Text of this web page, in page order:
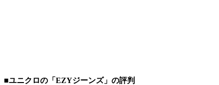
■ユニクロの「EZYジーンズ」の評判